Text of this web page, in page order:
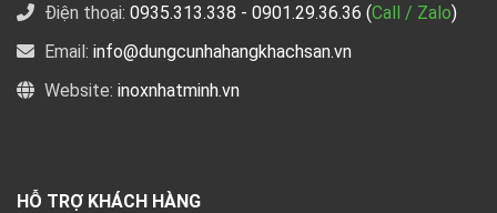
Điện thoại: 0935.313.338 - 0901.29.36.36 (Call / Zalo)
Email: info@dungcunhahangkhachsan.vn
Website: inoxnhatminh.vn
HỖ TRỢ KHÁCH HÀNG